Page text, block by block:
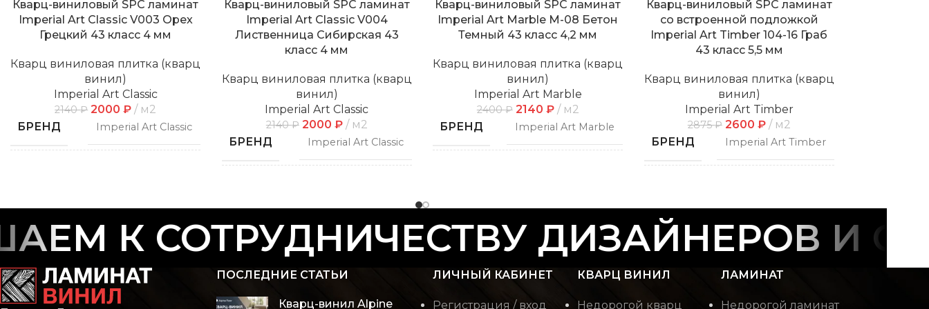
Кварц-виниловый SPC ламинат
Imperial Art Classic V003 Орех
Грецкий 43 класс 4 мм
Кварц виниловая плитка (кварц
винил)
Imperial Art Classic
2140₽ 2000₽
м2
БРЕНД
Imperial Art Classic
ФАСКА С фаской
РИСУНОК
Кварц-виниловый SPC ламинат
Imperial Art Classic V004
Лиственница Сибирская 43
класс 4 мм
Кварц виниловая плитка (кварц
винил)
Imperial Art Classic
2140₽ 2000 ₽
м2
БРЕНД
Imperial Art Classic
ФАСКА С фаской
Кварц-виниловый SPC ламинат
Imperial Art Marble M-08 Бетон
Темный 43 класс 4,2 мм
Кварц виниловая плитка (кварц
винил)
Imperial Art Marble
2400₽ 2140 ₽
м2
БРЕНД
Imperial Art Marble
ФАСКА С фаской
РИСУНОК
Плитка/Камень/
Кварц-виниловый SPC ламинат
со встроенной подложкой
Imperial Art Timber 104-16 Граб
43 класс 5,5 мм
Кварц виниловая плитка (кварц
винил)
Imperial Art Timber
2875₽ 2600 ₽
м2
БРЕНД
Imperial Art Timber
ФАСКА С фаской ФАСКА
К СОТРУДНИЧЕСТВУ ДИЗАЙНЕРОВ И
ПОСЛЕДНИЕ СТАТЬИ
Кварц-винил Alpine
ЛИЧНЫЙ КАБИНЕТ
Регистрация / вход
КВАРЦ ВИНИЛ
Недорогой кварц
ЛАМИНАТ
Недорогой ламинат